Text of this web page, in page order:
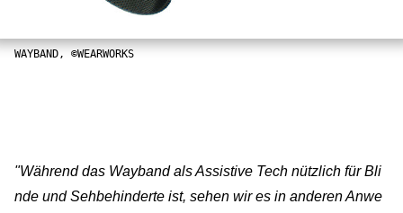
WAYBAND, ©WEARWORKS
"Während das Wayband als Assistive Tech nützlich für Bli
nde und Sehbehinderte ist, sehen wir es in anderen Anwe